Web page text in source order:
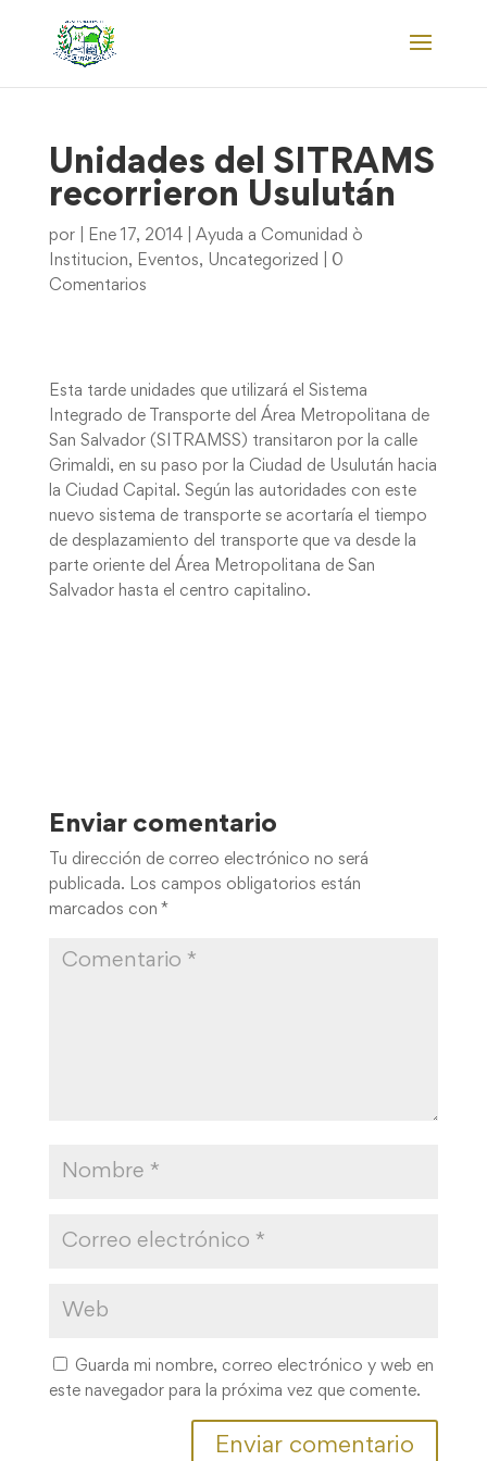
Unidades del SITRAMS
recorrieron Usulután
por Ene 17, 2014| Ayuda a Comunidad ò
Institucion, Eventos, Uncategorized
0
Comentarios
Esta tarde unidades que utilizará el Sistema
Integrado de Transporte del Área Metropolitana de
San Salvador (SITRAMSS) transitaron por la calle
Grimaldi, en su paso por la Ciudad de Usulután hacia
la Ciudad Capital. Según las autoridades con este
nuevo sistema de transporte se acortaría el tiempo
de desplazamiento del transporte que va desde la
parte oriente del Área Metropolitana de San
Salvador hasta el centro capitalino.
Enviar comentario
Tu dirección de correo electrónico no será
publicada.
Los campos obligatorios están
marcados con *
Guarda mi nombre, correo electrónico y web en
este navegador para la próxima vez que comente.